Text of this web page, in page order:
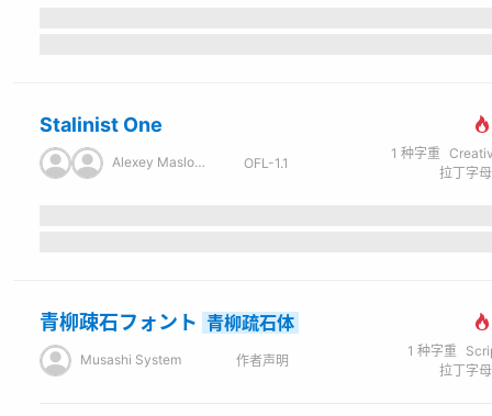
Stalinist One
Alexey Maslov / Jovanny Lemonad OFL-1.1
1 种字重
青柳疎石フォント 青柳疏石体
Musashi System 作者声明
1 种字重